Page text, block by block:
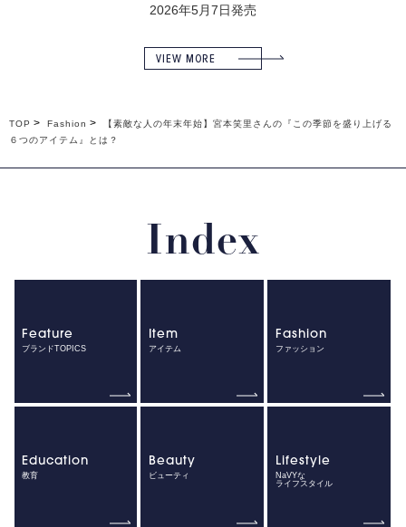
2026年5月7日発売
VIEW MORE
TOP Fashion
【素敵な人の年末年始】宮本笑里さんの『この季節を盛り上げる
６つのアイテム』とは？
Index
Feature
ブランドTOPICS
Item
アイテム
Fashion
ファッション
Education
教育
Beauty
ビューティ
Lifestyle
NaVYな
ライフスタイル